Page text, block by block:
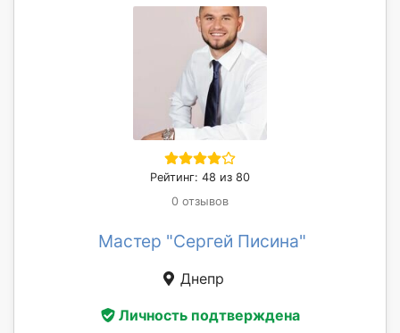
Рейтинг: 48 из 80
0 отзывов
Мастер "Сергей Писина"
Днепр
Личность подтверждена